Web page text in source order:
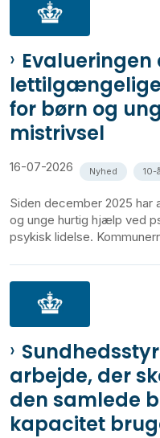
Evalueringen
for børn og
mistrivsel
16-07-2026 Nyhed 10-
Siden december 2025 har
og unge hurtig hjælp ved
psykisk lidelse.
arbejde, der
den samlede
kapacitet